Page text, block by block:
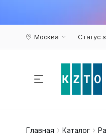
Москва Статус
Радиаторы
Главная Каталог